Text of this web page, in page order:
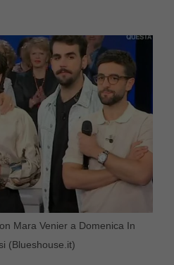
Mara Venier a Domenica In
(Blueshouse.it)